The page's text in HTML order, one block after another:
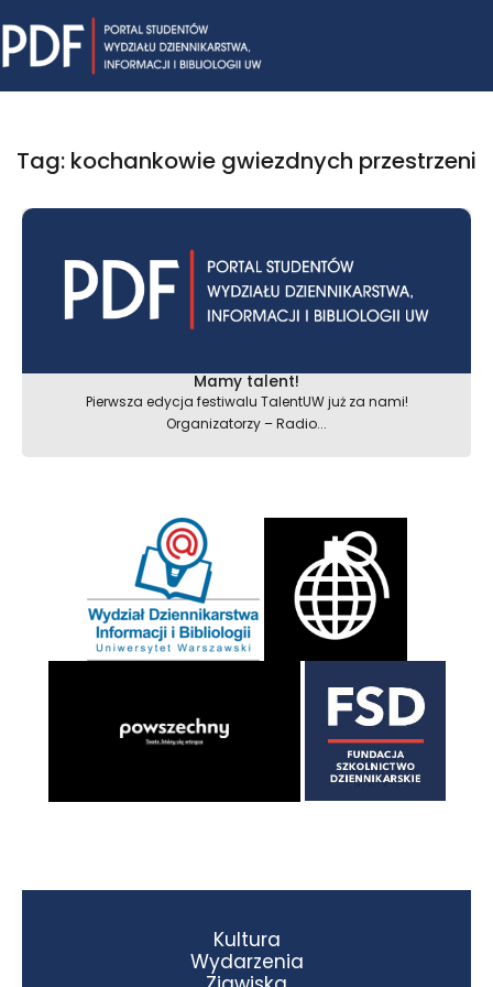
to
content
Tag: kochankowie gwiezdnych przestrzeni
Mamy talent!
Pierwsza edycja festiwalu TalentUW już za nami!
Organizatorzy – Radio...
Kultura
Wydarzenia